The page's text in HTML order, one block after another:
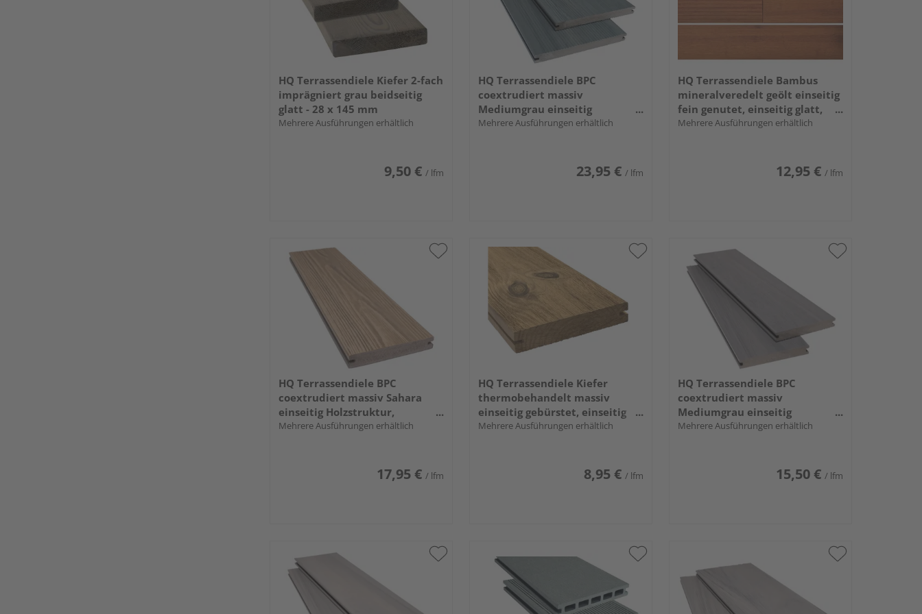
HQ Terrassendiele Kiefer 2-fach
imprägniert grau beidseitig
glatt - 28 x 145 mm
Mehrere Ausführungen erhältlich
9,50 € / lfm
HQ Terrassendiele BPC
coextrudiert massiv
Mediumgrau einseitig
Holzstruktur, einseitig geriffelt,
Mehrere Ausführungen erhältlich
23,95 € / lfm
HQ Terrassendiele Bambus
mineralveredelt geölt einseitig
fein genutet, einseitig glatt,
längsseitige Nut - 20 x 137 mm
Mehrere Ausführungen erhältlich
12,95 € / lfm
HQ Terrassendiele BPC
coextrudiert massiv Sahara
einseitig Holzstruktur,
längsseitige Nut, TuraPico - 21 x
Mehrere Ausführungen erhältlich
17,95 € / lfm
HQ Terrassendiele Kiefer
thermobehandelt massiv
einseitig gebürstet, einseitig
glatt, längsseitige Nut - 26 x 138
Mehrere Ausführungen erhältlich
8,95 € / lfm
HQ Terrassendiele BPC
coextrudiert massiv
Mediumgrau einseitig
Holzstruktur, einseitig
Mehrere Ausführungen erhältlich
15,50 € / lfm